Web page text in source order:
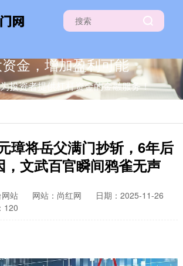
金，增加盈利可能
投资者提供杠杆资金的金融服务！
璋将岳父满门抄斩，6年后
，文武百官瞬间鸦雀无声
站 网站：尚红网
日期：2025-11-26
120